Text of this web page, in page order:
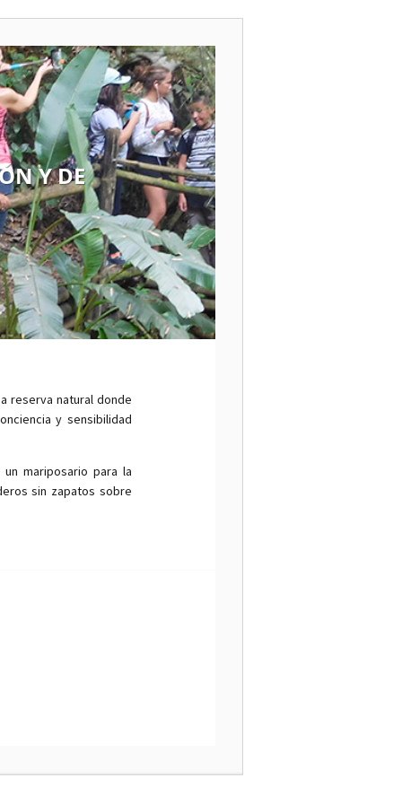
Y DE
reserva natural donde
y sensibilidad
mariposario para la
sin zapatos sobre